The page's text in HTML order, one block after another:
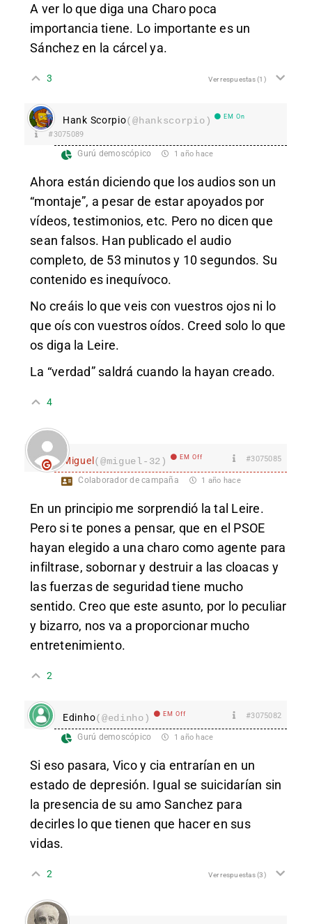
A ver lo que diga una Charo poca
importancia tiene. Lo importante es un
Sánchez en la cárcel ya.
3 Ver respuestas(1)
Hank Scorpio(@hankscorpio) EM On
#3075089
Gurú demoscópico 1 año hace
Ahora están diciendo que los audios son un
“montaje”, a pesar de estar apoyados por
vídeos, testimonios, etc. Pero no dicen que
sean falsos. Han publicado el audio
completo, de 53 minutos y 10 segundos. Su
contenido es inequívoco.
No creáis lo que veis con vuestros ojos ni lo
que oís con vuestros oídos. Creed solo lo que
os diga la Leire.
La “verdad” saldrá cuando la hayan creado.
4
Miguel(@miguel-32) EM Off #3075085
Colaborador de campaña 1 año hace
En un principio me sorprendió la tal Leire.
Pero si te pones a pensar, que en el PSOE
hayan elegido a una charo como agente para
infiltrase, sobornar y destruir a las cloacas y
las fuerzas de seguridad tiene mucho
sentido. Creo que este asunto, por lo peculiar
y bizarro, nos va a proporcionar mucho
entretenimiento.
2
Edinho(@edinho) EM Off #3075082
Gurú demoscópico 1 año hace
Si eso pasara, Vico y cia entrarían en un
estado de depresión. Igual se suicidarían sin
la presencia de su amo Sanchez para
decirles lo que tienen que hacer en sus
vidas.
2 Ver respuestas(3)